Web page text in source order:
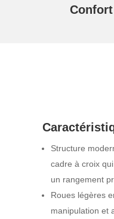
Structure
cadre à croix
un rangement
Roues légères
manipulation et